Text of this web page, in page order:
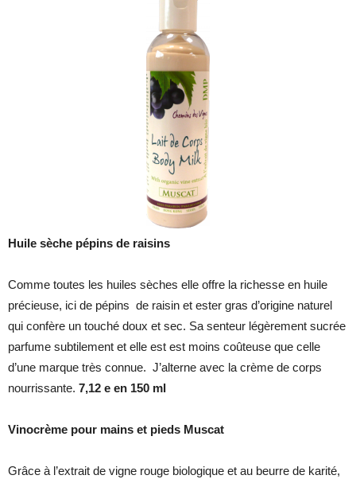
Huile sèche pépins de raisins
Comme toutes les huiles sèches elle offre la richesse en huile
précieuse, ici de pépins de raisin et ester gras d’origine naturel
qui confère un touché doux et sec. Sa senteur légèrement sucrée
parfume subtilement et elle est est moins coûteuse que celle
d’une marque très connue. J’alterne avec la crème de corps
nourrissante. 7,12 e en 150 ml
Vinocrème pour mains et pieds Muscat
Grâce à l’extrait de vigne rouge biologique et au beurre de karité,